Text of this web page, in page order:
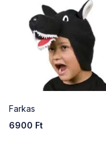
Farkas
6900 Ft